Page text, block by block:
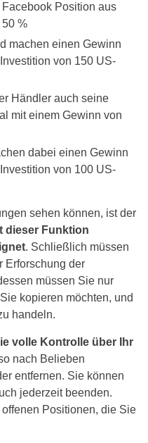
Position aus
%
machen einen Gewinn
von 150 US-
Händler auch seine
mit einem Gewinn von
dabei einen Gewinn
von 100 US-
sehen können, ist der
dieser Funktion
. Schließlich müssen
Erforschung der
müssen Sie nur
kopieren möchten, und
handeln.
volle Kontrolle über Ihr
nach Belieben
entfernen. Sie können
jederzeit beenden.
Positionen, die Sie